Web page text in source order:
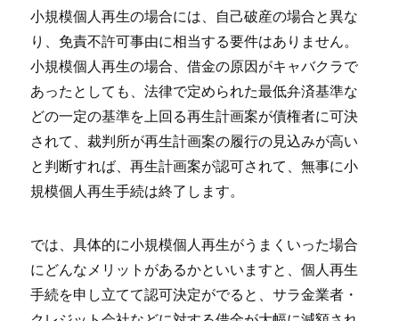
小規模個人再生の場合には、自己破産の場合と異な
り、免責不許可事由に相当する要件はありません。
小規模個人再生の場合、借金の原因がキャバクラで
あったとしても、法律で定められた最低弁済基準な
どの一定の基準を上回る再生計画案が債権者に可決
されて、裁判所が再生計画案の履行の見込みが高い
と判断すれば、再生計画案が認可されて、無事に小
規模個人再生手続は終了します。
では、具体的に小規模個人再生がうまくいった場合
にどんなメリットがあるかといいますと、個人再生
手続を申し立てて認可決定がでると、サラ金業者・